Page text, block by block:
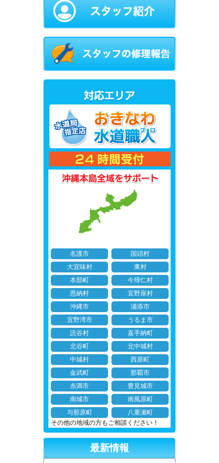
名護市
国頭村
大宜味村
東村
本部町
今帰仁村
恩納村
宜野座村
沖縄市
浦添市
宜野湾市
うるま市
読谷村
嘉手納町
北谷町
北中城村
中城村
西原町
金武町
那覇市
糸満市
豊見城市
南城市
南風原町
与那原町
八重瀬町
その他の地域の方もご相談ください！
最新情報